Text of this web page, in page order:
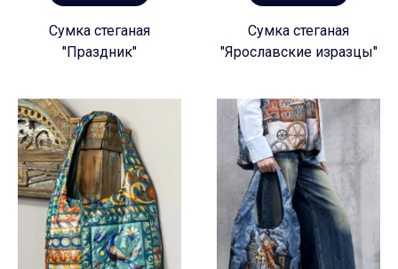
Сумка стеганая
"Праздник"
Сумка стеганая
"Ярославские изразцы"